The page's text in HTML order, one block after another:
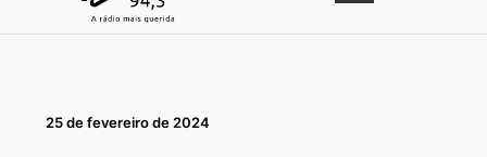
25 de fevereiro de 2024